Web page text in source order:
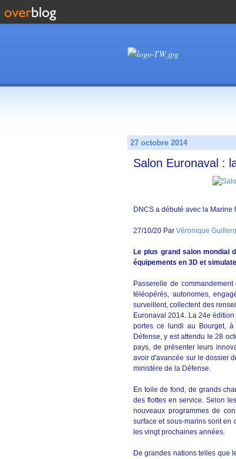
27 octobre 2014
Salon Euronaval :
DNCS a débuté avec la
27/10/20 Par Véronique
Le plus grand salon mondial
équipements en 3D et
Passerelle de
téléopérés, autonomes,
surveillent, collectent des
Euronaval 2014. La 24e
portes ce lundi au Bourget,
Défense, y est attendu le 28
pays, de présenter leurs
avoir d'avancée sur le dossier
ministère de la Défense.
En toile de fond, de grands
des flottes en service. Selon
nouveaux programmes de
surface et sous-marins sont en
les vingt prochaines années.
De grandes nations telles que